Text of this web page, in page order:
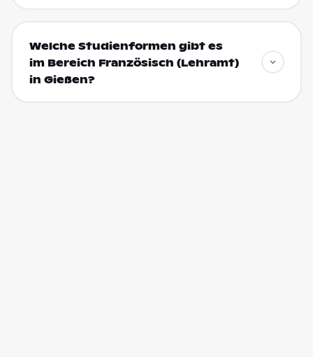
Welche Studienformen gibt es
im Bereich Französisch (Lehramt)
in Gießen?